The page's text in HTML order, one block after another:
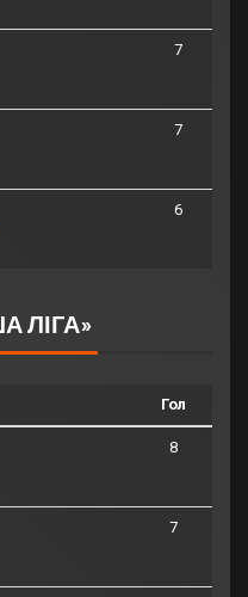
7
7
6
ЛІГА»
Гол
8
7